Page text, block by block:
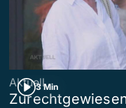
3 Min
Aktuell